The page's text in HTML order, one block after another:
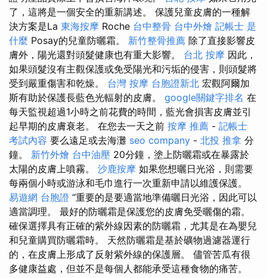
了，這將是一個安全的重新講述。 保護兒童皮膚的一種解
決方案是La 東海按摩 Roche 台中整骨 台中外燴 記帳士 是
什麼 Posay的兒童防曬霜。 新竹整骨推薦 除了直接影響皮
膚外，陽光還對頭髮健康也有重大影響。 台北 按摩 因此，
如果頭髮沒有主觀保護或免受陽光和污垢的侵害，則頭髮將
受到嚴重傷害和乾燥。 台灣 按摩 台胞證新北 宏觀阿爾加
斯有助於保護長藍色光輻射的皮膚。 google關鍵字排名 在
每天監視超過1小時之前花費的時間，藍光會損害皮膚並引
起早期的皮膚衰老。 在您去一天之前 按摩 推薦 - 記帳士
考試內容 要么遠足或去海灘 seo company - 北投 推拿 分
鐘。 新竹外燴 台中油壓 20分鐘，塗上防曬霜或在暴露於
太陽的皮膚上噴霧。 沙鹿按摩 如果您想曬日光浴，則需要
每兩個小時或游泳和毛巾進行一次重新申請以維護保護。
易遊網 台胞證 “重要的是要適當地準備曬日光浴，因此可以
適當調理。 最好的防曬霜是保護您的皮膚免受曬傷的霜。
確保選擇具有正確的紫外線因素的防曬霜，尤其是在為嬰兒
和兒童購買防曬霜時。 天然防曬霜是基於礦物過濾器運行
的，在皮膚上形成了反射紫外線的保護層。 儘管苦瓜有很
多健康益處，但並不是每個人都能承受這種食物的痛苦。